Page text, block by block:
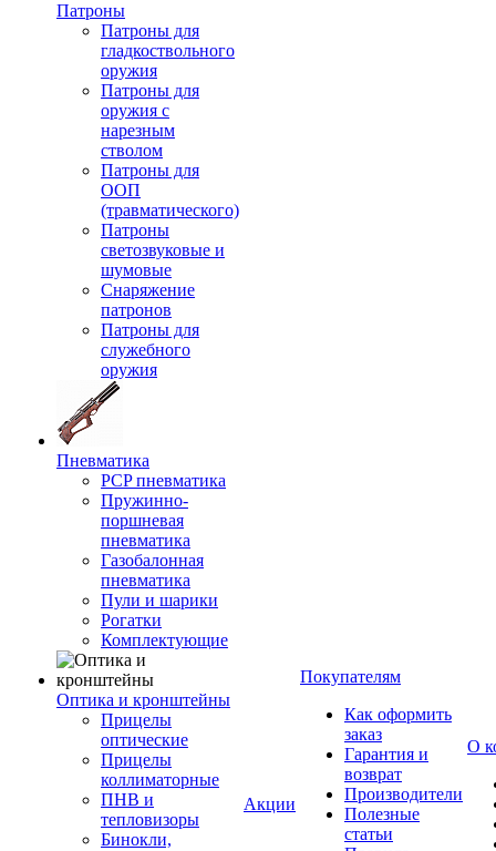
Патроны
Патроны для
гладкоствольного
оружия
Патроны для
оружия с
нарезным
стволом
Патроны для
ООП
(травматического)
Патроны
светозвуковые и
шумовые
Снаряжение
патронов
Патроны для
служебного
оружия
Пневматика
PCP пневматика
Пружинно-
поршневая
пневматика
Газобалонная
пневматика
Пули и шарики
Рогатки
Комплектующие
Оптика и кронштейны
Прицелы
оптические
Прицелы
коллиматорные
ПНВ и
тепловизоры
Бинокли,
Акции
Покупателям
Как оформить
заказ
Гарантия и
возврат
Производители
Полезные
статьи
О